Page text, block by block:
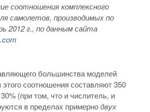
соотношения комплексного
самолетов, производимых по
2012 г., по данным сайта
.com
большинства моделей
соотношения составляют 350
(при том, что и числитель, и
в пределах примернодвух